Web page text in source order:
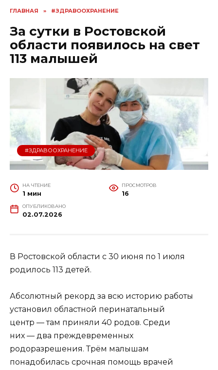
ГЛАВНАЯ » #ЗДРАВООХРАНЕНИЕ
За сутки в Ростовской
области появилось на свет
113 малышей
#ЗДРАВООХРАНЕНИЕ
НА ЧТЕНИЕ
1 мин
ПРОСМОТРОВ
16
ОПУБЛИКОВАНО
02.07.2026
В Ростовской области с 30 июня по 1 июля
родилось 113 детей.
Абсолютный рекорд за всю историю работы
установил областной перинатальный
центр — там приняли 40 родов. Среди
них — два преждевременных
родоразрешения. Трём малышам
понадобилась срочная помощь врачей